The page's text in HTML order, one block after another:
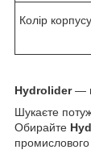
Колір корпусу
Hydrolider—
Шукаєте
Обирайте